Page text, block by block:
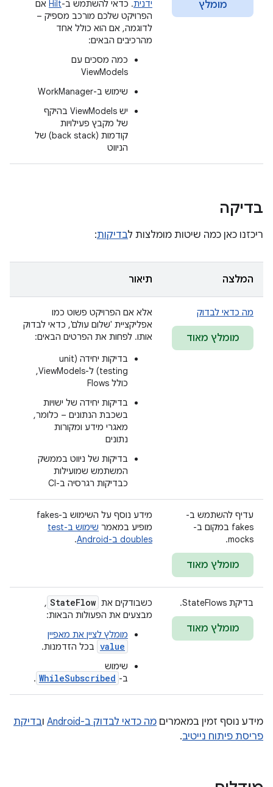
מומלץ
ידנית. כדאי להשתמש ב-Hilt אם
הפרויקט שלכם מורכב מספיק –
לדוגמה, אם הוא כולל אחד
מהרכיבים הבאים:
כמה מסכים עם
ViewModels
שימוש ב-WorkManager
יש ViewModels בהיקף
של מקבץ פעילויות
קודמות (back stack) של
הניווט
בדיקה
ריכזנו כאן כמה שיטות מומלצות לבדיקות:
המלצה תיאור
מה כדאי לבדוק
מומלץ מאוד
אלא אם הפרויקט פשוט כמו
אפליקציית 'שלום עולם', כדאי לבדוק
אותו. לפחות את הפרטים הבאים:
בדיקות יחידה (unit
testing) ל-ViewModels,
כולל Flows
בדיקות יחידה של ישויות
בשכבת הנתונים – כלומר,
מאגרי מידע ומקורות
נתונים
בדיקות של ניווט בממשק
המשתמש שמועילות
כבדיקות רגרסיה ב-CI
עדיף להשתמש ב-
fakes במקום ב-
mocks.
מומלץ מאוד
מידע נוסף על השימוש ב-fakes
מופיע במאמר
שימוש ב-test
doubles ב-Android
.
בדיקת StateFlows.
מומלץ מאוד
כשבודקים את StateFlow
,
מבצעים את הפעולות הבאות:
מומלץ לציין את מאפיין
value בכל הזדמנות.
שימוש
ב- WhileSubscribed
.
מידע נוסף זמין במאמרים מה כדאי לבדוק ב-Android ובדיקת
פריסת פיתוח נייטיב.